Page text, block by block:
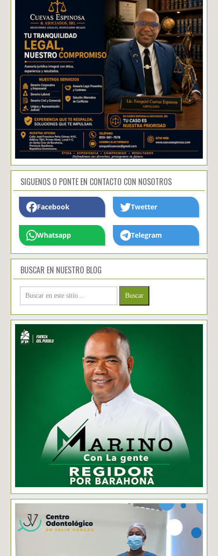
SIGUENOS O PONTE EN CONTACTO CON NOSOTROS
Facebook Twetter
Whatsapp Telegram
BUSCAR EN NUESTRO BLOG